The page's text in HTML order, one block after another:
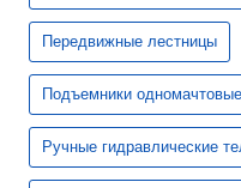
Передвижные лестницы
Подъемники
Ручные гидравлические